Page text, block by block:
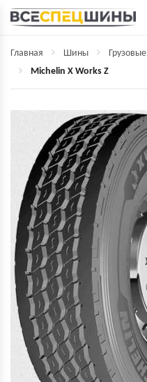
Главная Шины
Michelin X Works Z